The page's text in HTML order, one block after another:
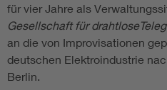
für vier Jahre als
Gesellschaft für
an die von Improvisationen
deutschen Elektroindustrie
Berlin.